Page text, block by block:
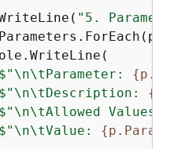
"5.
=>
$"\n\tParameter: {
$"\n\tDescription: {
$"\n\tAllowed Values:
$"\n\tValue: {